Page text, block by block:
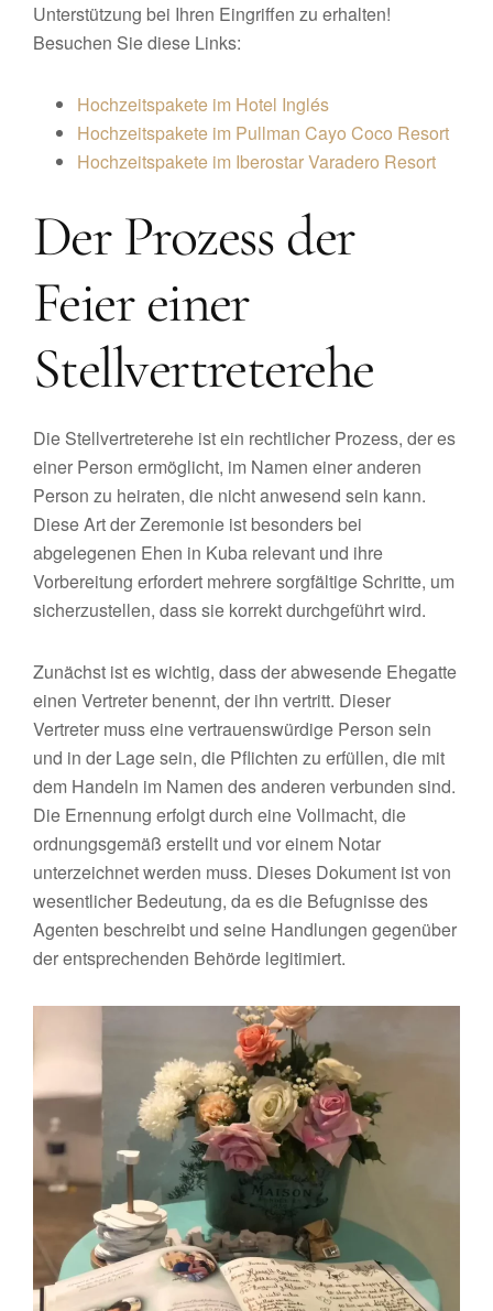
Unterstützung bei Ihren Eingriffen zu erhalten!
Besuchen Sie diese Links:
Hochzeitspakete im Hotel Inglés
Hochzeitspakete im Pullman Cayo Coco Resort
Hochzeitspakete im Iberostar Varadero Resort
Der Prozess der
Feier einer
Stellvertreterehe
Die Stellvertreterehe ist ein rechtlicher Prozess, der es
einer Person ermöglicht, im Namen einer anderen
Person zu heiraten, die nicht anwesend sein kann.
Diese Art der Zeremonie ist besonders bei
abgelegenen Ehen in Kuba relevant und ihre
Vorbereitung erfordert mehrere sorgfältige Schritte, um
sicherzustellen, dass sie korrekt durchgeführt wird.
Zunächst ist es wichtig, dass der abwesende Ehegatte
einen Vertreter benennt, der ihn vertritt. Dieser
Vertreter muss eine vertrauenswürdige Person sein
und in der Lage sein, die Pflichten zu erfüllen, die mit
dem Handeln im Namen des anderen verbunden sind.
Die Ernennung erfolgt durch eine Vollmacht, die
ordnungsgemäß erstellt und vor einem Notar
unterzeichnet werden muss. Dieses Dokument ist von
wesentlicher Bedeutung, da es die Befugnisse des
Agenten beschreibt und seine Handlungen gegenüber
der entsprechenden Behörde legitimiert.